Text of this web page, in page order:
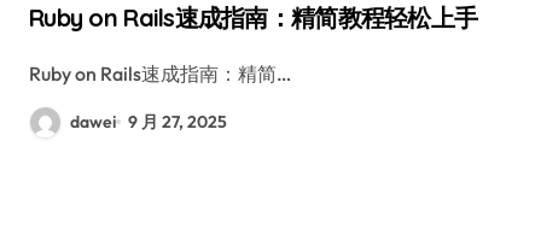
Ruby on Rails速成指南：精简教程轻松上手
Ruby on Rails速成指南：精简…
dawei 9 月 27, 2025